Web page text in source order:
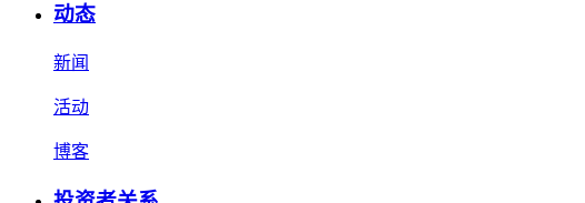
动态
新闻
活动
博客